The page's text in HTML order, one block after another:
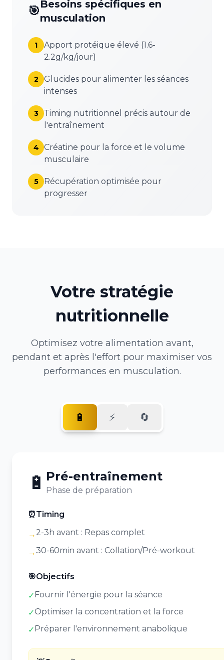
🎯Besoins spécifiques en
musculation
1
Apport protéique élevé (1.6-
2.2g/kg/jour)
2
Glucides pour alimenter les séances
intenses
3
Timing nutritionnel précis autour de
l'entraînement
4
Créatine pour la force et le volume
musculaire
5
Récupération optimisée pour
progresser
Votre stratégie
nutritionnelle
Optimisez votre alimentation avant,
pendant et après l'effort pour maximiser vos
performances en musculation.
🔋 ⚡ 🔄
🔋 Pré-entraînement
Phase de préparation
⏰Timing
→ 2-3h avant : Repas complet
→30-60min avant : Collation/Pré-workout
🎯Objectifs
✓Fournir l'énergie pour la séance
✓Optimiser la concentration et la force
✓Préparer l'environnement anabolique